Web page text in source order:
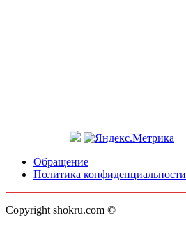
Обращение
Политика конфиденциальности
Copyright shokru.com ©